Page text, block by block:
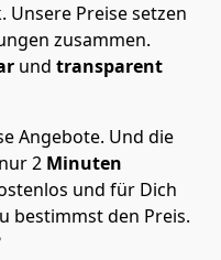
Unsere Preise setzen
zusammen.
und transparent
Angebote. Und die
2 Minuten
und für Dich
bestimmst den Preis.